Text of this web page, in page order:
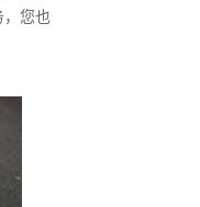
，您也